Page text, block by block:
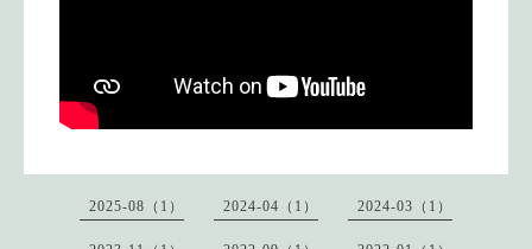
2025-08（1） 2024-04（1） 2024-03（1）